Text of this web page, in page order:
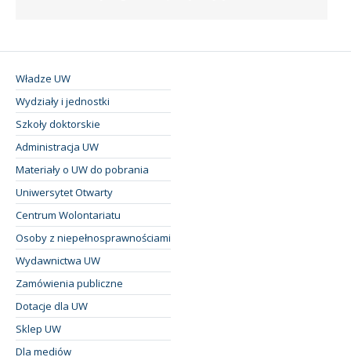
Władze UW
Wydziały i jednostki
Szkoły doktorskie
Administracja UW
Materiały o UW do pobrania
Uniwersytet Otwarty
Centrum Wolontariatu
Osoby z niepełnosprawnościami
Wydawnictwa UW
Zamówienia publiczne
Dotacje dla UW
Sklep UW
Dla mediów